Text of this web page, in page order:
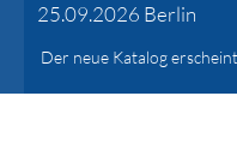
25.09.2026 Berlin
Der neue Katalog